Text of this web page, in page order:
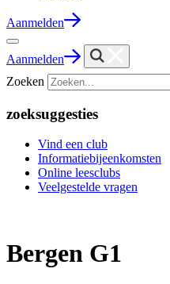
Aanmelden
Aanmelden
Zoeken
zoeksuggesties
Vind een club
Informatiebijeenkomsten
Online leesclubs
Veelgestelde vragen
Bergen G1